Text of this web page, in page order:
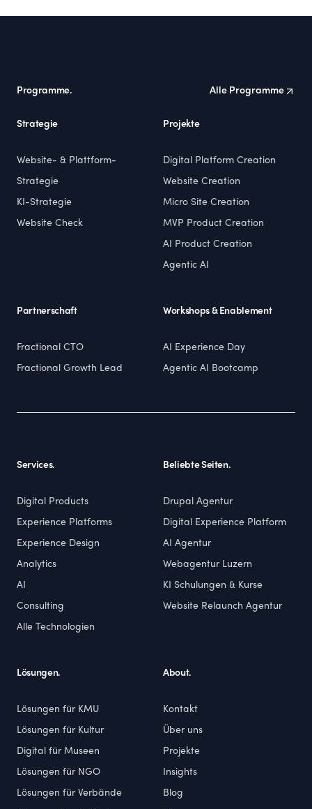
Programme. Alle Programme
Strategie
Website- & Plattform-
Strategie
KI-Strategie
Website Check
Projekte
Digital Platform Creation
Website Creation
Micro Site Creation
MVP Product Creation
AI Product Creation
Agentic AI
Partnerschaft
Fractional CTO
Fractional Growth Lead
Workshops & Enablement
AI Experience Day
Agentic AI Bootcamp
Services.
Digital Products
Experience Platforms
Experience Design
Analytics
AI
Consulting
Alle Technologien
Beliebte Seiten.
Drupal Agentur
Digital Experience Platform
AI Agentur
Webagentur Luzern
KI Schulungen & Kurse
Website Relaunch Agentur
Lösungen.
Lösungen für KMU
Lösungen für Kultur
Digital für Museen
Lösungen für NGO
Lösungen für Verbände
About.
Kontakt
Über uns
Projekte
Insights
Blog